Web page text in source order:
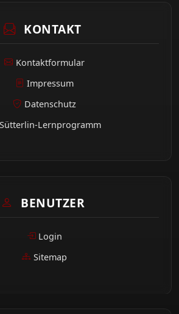
KONTAKT
Kontaktformular
Impressum
Datenschutz
Sütterlin-Lernprogramm
BENUTZER
Login
Sitemap